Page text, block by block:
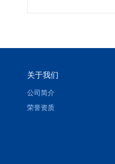
关于我们
公司简介
荣誉资质